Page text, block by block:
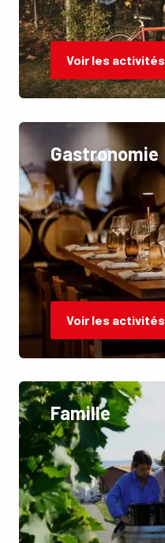
Voir les activités
Gastronomie
Voir les activités
Famille